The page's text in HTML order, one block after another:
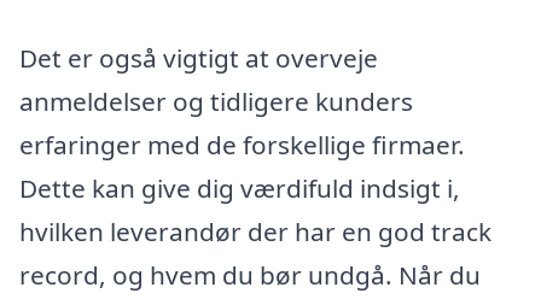
Det er også vigtigt at overveje
anmeldelser og tidligere kunders
erfaringer med de forskellige firmaer.
Dette kan give dig værdifuld indsigt i,
hvilken leverandør der har en god track
record, og hvem du bør undgå. Når du